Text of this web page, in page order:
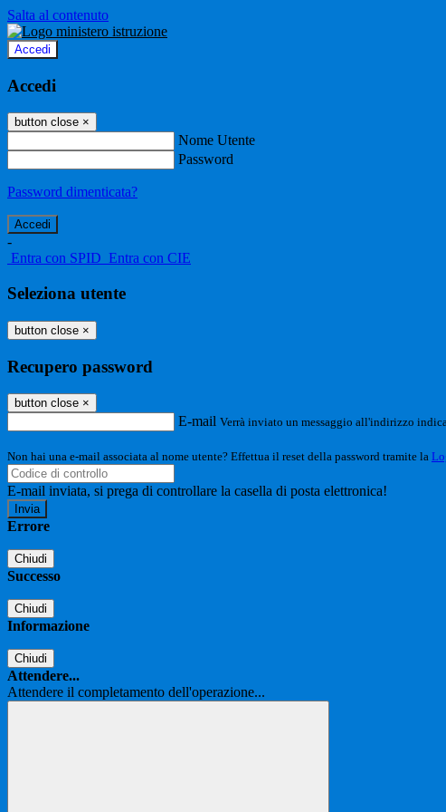
Salta al contenuto
Accedi
Accedi
button close ×
Nome Utente
Password
Password dimenticata?
-
Entra con SPID Entra con CIE
Seleziona utente
button close ×
Recupero password
button close ×
E-mail Verrà inviato un messaggio all'indirizzo
Non hai una e-mail associata al nome utente? Effettua il reset della password tramite la
E-mail inviata, si prega di controllare la casella di posta elettronica!
Errore
Chiudi
Successo
Chiudi
Informazione
Chiudi
Attendere...
Attendere il completamento dell'operazione...